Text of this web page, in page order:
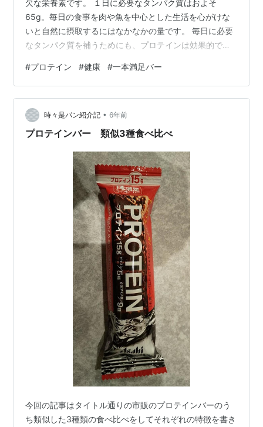
欠な栄養素です。 １日に必要なタンパク質はおよそ
65g。毎日の食事を肉や魚を中心とした生活を心がけな
いと自然に摂取するにはなかなかの量です。 毎日に必要
なタンパク質を補うためにも、プロテインは効果的であ
いかもしれないが、そうでもない人からしたらなかなか
ハードルが高いのも現状です。 そんな時に僕がオススメ
するのは、こちらのプロテインバーです。 プロテインバ
ーは簡単に言えばタンパク質を多く含んだ腹持ちのいい
お菓子！ 手軽で 美味しくて 高タンパク 飲むプロテイン
#プロテイン #健康 #一本満足バー
時々是パン紹介記 • 6年前
プロテインバー 類似3種食べ比べ
今回の記事はタイトル通りの市販のプロテインバーのう
ち類似した3種類の食べ比べをしてそれぞれの特徴を書き